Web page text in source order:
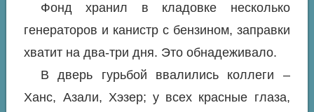
Фонд хранил в кладовке несколько
генераторов и канистр с бензином, заправки
хватит на два-три дня. Это обнадеживало.
В дверь гурьбой ввалились коллеги –
Ханс, Азали, Хэзер; у всех красные глаза,